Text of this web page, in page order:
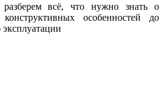
всё, что нужно знать о
особенностей до